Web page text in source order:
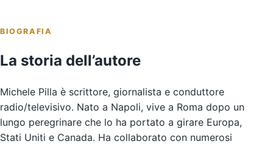
BIOGRAFIA
La storia dell’autore
Michele Pilla è scrittore, giornalista e conduttore
radio/televisivo. Nato a Napoli, vive a Roma dopo un
lungo peregrinare che lo ha portato a girare Europa,
Stati Uniti e Canada. Ha collaborato con numerosi